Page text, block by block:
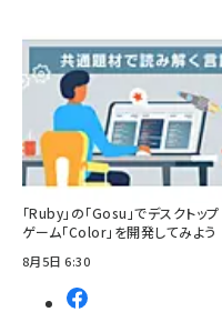
「Ruby」の「Gosu」でデスクトップ
ゲーム「Color」を開発してみよう
8月5日 6:30